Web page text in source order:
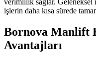
işlerin daha kısa sürede
Bornova Manlift
Avantajları